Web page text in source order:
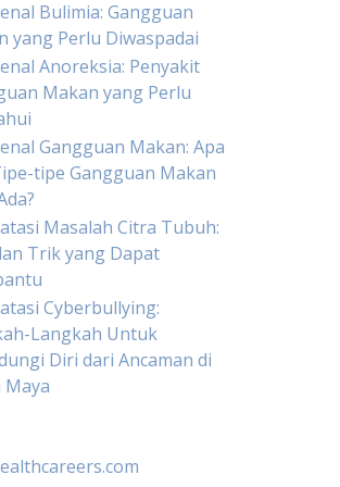
Bulimia: Gangguan
yang Perlu Diwaspadai
Anoreksia: Penyakit
Makan yang Perlu
Gangguan Makan: Apa
tipe Gangguan Makan
Masalah Citra Tubuh:
Trik yang Dapat
Cyberbullying:
Langkah Untuk
Diri dari Ancaman di
Maya